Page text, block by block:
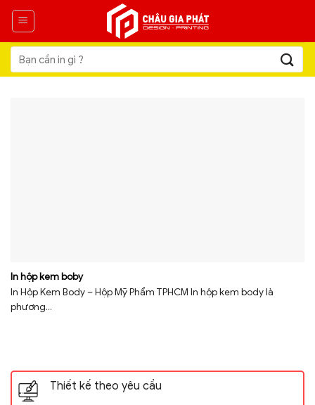
Skip
content
Tìm
kiếm:
In hộp kem boby
In Hộp Kem Body – Hộp Mỹ Phẩm TPHCM In hộp kem body là
phương...
Thiết kế theo yêu cầu